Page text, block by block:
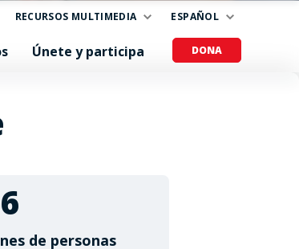
RECURSOS MULTIMEDIA ESPAÑOL
Únete y participa DONA
de personas